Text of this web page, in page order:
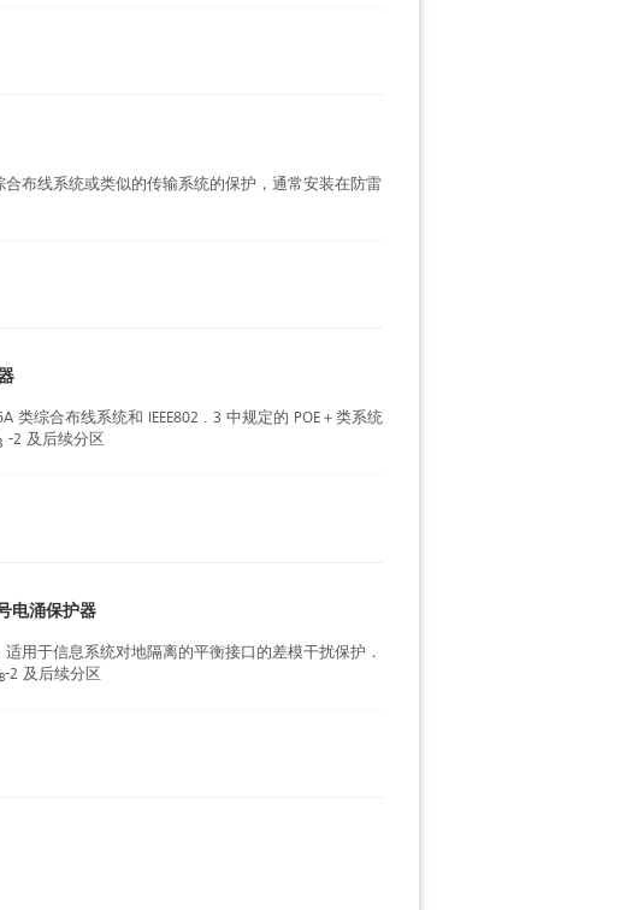
布线系统或类似的传输系统的保护，通常安装在防雷
类综合布线系统和 IEEE802 . 3 中规定的 POE＋类系统
-2 及后续分区
电涌保护器
用于信息系统对地隔离的平衡接口的差模干扰保护．
-2 及后续分区